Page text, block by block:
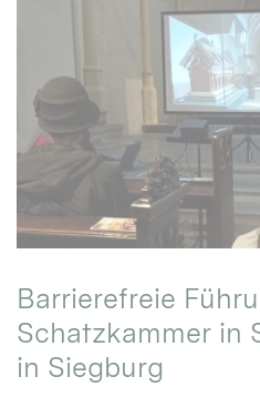
Barrierefreie
Schatzkammer in
in Siegburg